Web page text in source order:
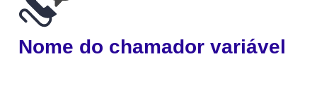
Nome do chamador variável